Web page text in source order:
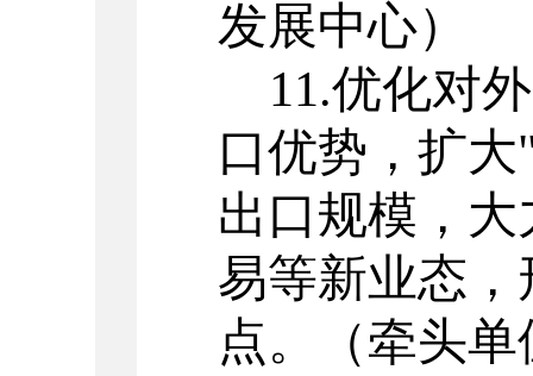
发展中心）
11.优化对
口优势，扩大
出口规模，
易等新业态
点。
（牵头